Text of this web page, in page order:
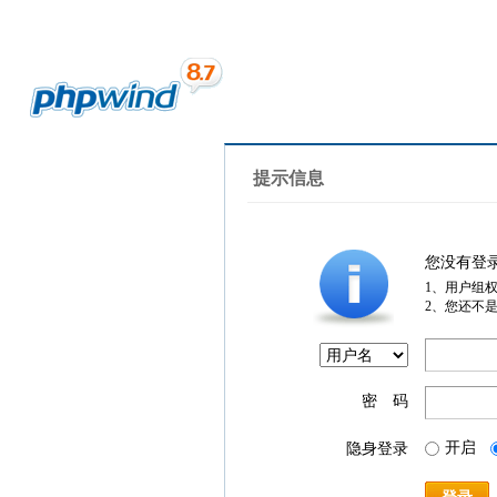
提示信息
您没有登
1、用户组
2、您还不
密 码
隐身登录 开启